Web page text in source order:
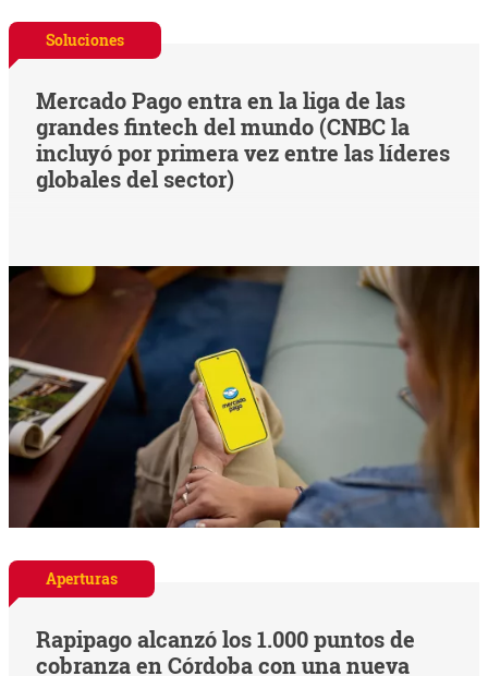
Soluciones
Mercado Pago entra en la liga de las
grandes fintech del mundo (CNBC la
incluyó por primera vez entre las líderes
globales del sector)
Aperturas
Rapipago alcanzó los 1.000 puntos de
cobranza en Córdoba con una nueva